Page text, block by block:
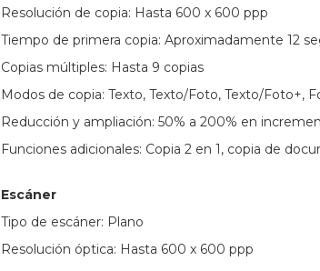
Resolución de copia: Hasta 600 x 600 ppp
Tiempo de primera copia: Aproximadamente 12
Copias múltiples: Hasta 9 copias
Modos de copia: Texto, Texto/Foto, Texto/Foto+,
Reducción y ampliación: 50% a 200% en
Funciones adicionales: Copia 2 en 1, copia de
Escáner
Tipo de escáner: Plano
Resolución óptica: Hasta 600 x 600 ppp